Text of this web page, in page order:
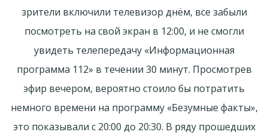
зрители включили телевизор днём, все забыли
посмотреть на свой экран в 12:00, и не смогли
увидеть телепередачу «Информационная
программа 112» в течении 30 минут. Просмотрев
эфир вечером, вероятно стоило бы потратить
немного времени на программу «Безумные факты»,
это показывали с 20:00 до 20:30. В ряду прошедших